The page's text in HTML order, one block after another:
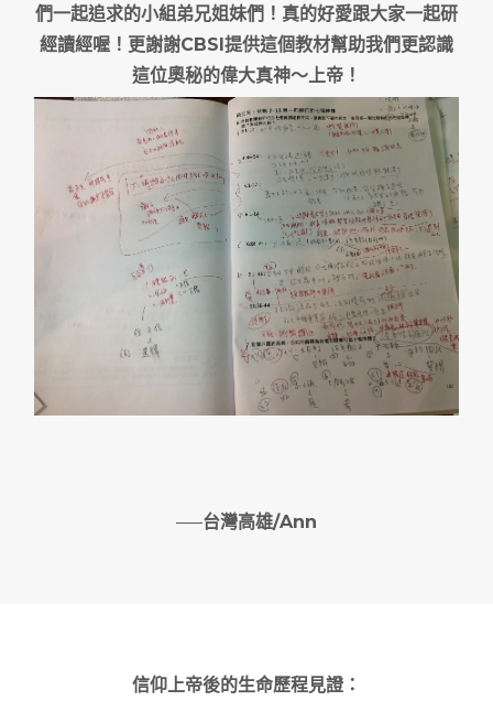
們一起追求的小組弟兄姐妹們！真的好愛跟大家一起研
經讀經喔！更謝謝CBSI提供這個教材幫助我們更認識
這位奧秘的偉大真神～上帝！
—–台灣高雄/Ann
信仰上帝後的生命歷程見證：